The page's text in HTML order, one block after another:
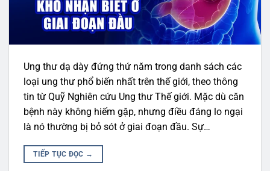
Ung thư dạ dày đứng thứ năm trong danh sách các
loại ung thư phổ biến nhất trên thế giới, theo thông
tin từ Quỹ Nghiên cứu Ung thư Thế giới. Mặc dù căn
bệnh này không hiếm gặp, nhưng điều đáng lo ngại
là nó thường bị bỏ sót ở giai đoạn đầu. Sự…
TIẾP TỤC ĐỌC →